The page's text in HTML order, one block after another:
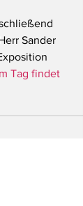
Sander
Tag findet